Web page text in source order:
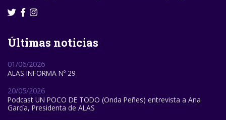
Últimas noticias
01/06/2026
ALAS INFORMA Nº 29
20/05/2026
Podcast UN POCO DE TODO (Onda Peñes) entrevista a Ana
García, Presidenta de ALAS